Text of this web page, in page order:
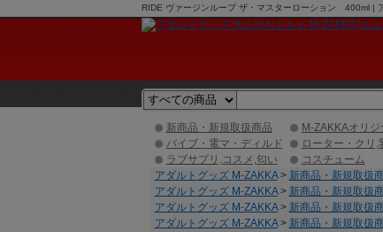
RIDE ヴァージンループ ザ・マスターローション 400ml |
新商品・新規取扱商品 M-ZAKKAオリジ
バイブ・電マ・ディルド
ローター・クリ,
ラブサプリ,コスメ,匂い
コスチューム
アダルトグッズ M-ZAKKA> 新商品・新規取扱
アダルトグッズ M-ZAKKA> 新商品・新規取扱
アダルトグッズ M-ZAKKA> 新商品・新規取扱
アダルトグッズ M-ZAKKA> 新商品・新規取扱